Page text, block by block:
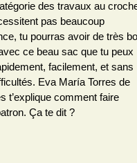
des travaux au
pas beaucoup
tu pourras avoir de très
ce beau sac que tu peux
facilement, et sans
Eva María Torres de
t’explique comment faire
Ça te dit ?